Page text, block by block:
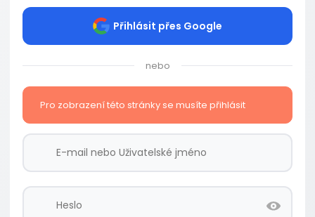
Přihlásit přes Google
nebo
Pro zobrazení této stránky se musíte přihlásit